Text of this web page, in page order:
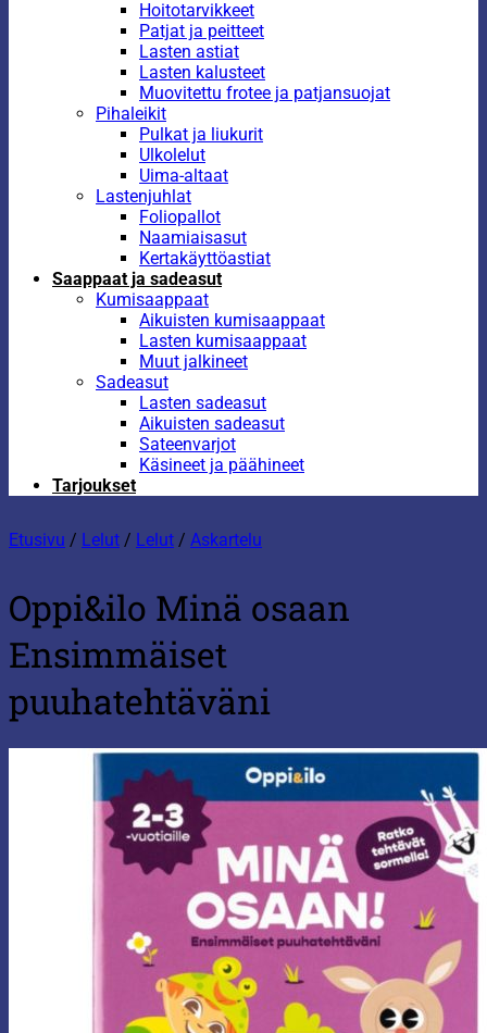
Hoitotarvikkeet
Patjat ja peitteet
Lasten astiat
Lasten kalusteet
Muovitettu frotee ja patjansuojat
Pihaleikit
Pulkat ja liukurit
Ulkolelut
Uima-altaat
Lastenjuhlat
Foliopallot
Naamiaisasut
Kertakäyttöastiat
Saappaat ja sadeasut
Kumisaappaat
Aikuisten kumisaappaat
Lasten kumisaappaat
Muut jalkineet
Sadeasut
Lasten sadeasut
Aikuisten sadeasut
Sateenvarjot
Käsineet ja päähineet
Tarjoukset
Etusivu / Lelut / Lelut / Askartelu
Oppi&ilo Minä osaan
Ensimmäiset
puuhatehtäväni